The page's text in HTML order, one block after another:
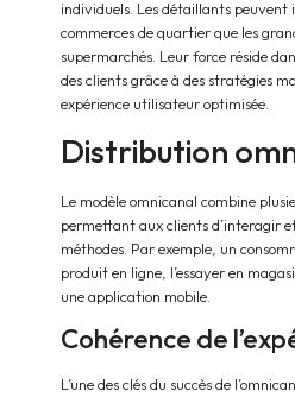
individuels. Les détaillants peuvent
commerces de quartier que les
supermarchés. Leur force réside
des clients grâce à des stratégies
expérience utilisateur optimisée.
Distribution
Le modèle omnicanal combine
permettant aux clients d’interagir
méthodes. Par exemple, un
produit en ligne, l’essayer en
une application mobile.
Cohérence de
L’une des clés du succès de